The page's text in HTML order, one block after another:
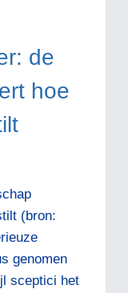
de
hoe
(bron:
genomen
sceptici het